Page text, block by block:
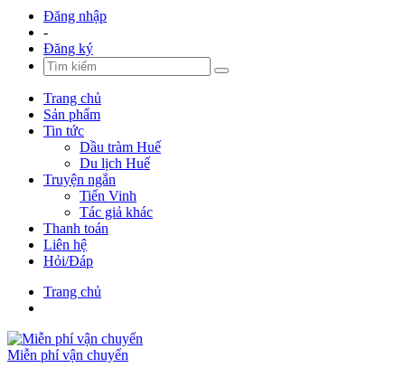
Đăng nhập
-
Đăng ký
Trang chủ
Sản phẩm
Tin tức
Dầu tràm Huế
Du lịch Huế
Truyện ngắn
Tiến Vinh
Tác giả khác
Thanh toán
Liên hệ
Hỏi/Đáp
Trang chủ
Miễn phí vận chuyển